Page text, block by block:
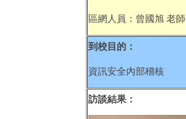
區網人員：曾國旭 老師
到校目的：
資訊安全內部稽核
訪談結果：